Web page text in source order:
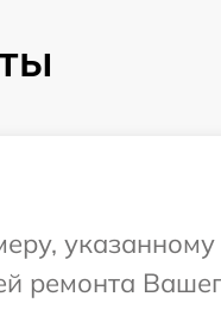
указанному
ремонта